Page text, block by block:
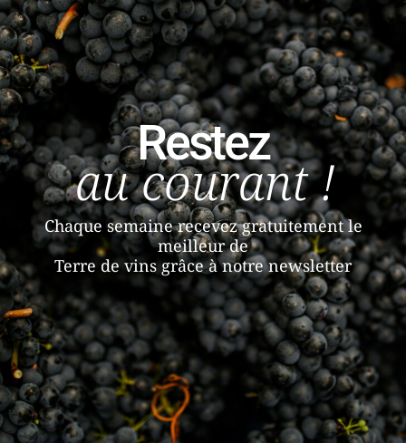
Restez
au courant !
Chaque semaine recevez gratuitement le
meilleur de
Terre de vins grâce à notre newsletter